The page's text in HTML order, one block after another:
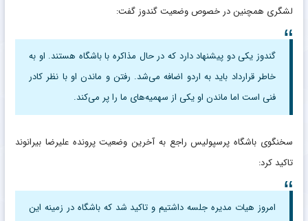
لشگری همچنین در خصوص وضعیت گندوز گفت:
گندوز یکی دو پیشنهاد دارد که در حال مذاکره با باشگاه هستند. او به
خاطر قرارداد باید به اردو اضافه می‌شد. رفتن و ماندن او با نظر کادر
فنی است اما ماندن او یکی از سهمیه‌های ما را پر می‌کند.
سخنگوی باشگاه پرسپولیس راجع به آخرین وضعیت پرونده علیرضا بیرانوند
تاکید کرد:
امروز هیات مدیره جلسه داشتیم و تاکید شد که باشگاه در زمینه این